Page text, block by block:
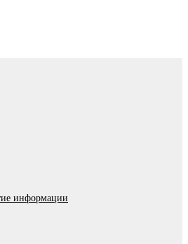
информации